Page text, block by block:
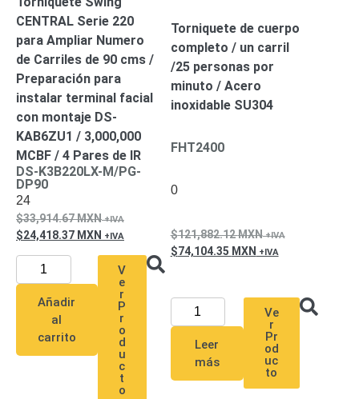
Mobiliario
AccesoriosMobiliario
de
ApoyoPantallas
/
MonitoresVideowall
Seguridad
Protección
Contra
Descargas
Corriente
Directa
Servidores
Almacenamiento
Accesorios
Discos
Duros
Memorias
CENTRAL Serie 220
para Ampliar Numero
de Carriles de 90 cms /
Preparación para
instalar terminal facial
con montaje DS-
KAB6ZU1 / 3,000,000
MCBF / 4 Pares de IR
DS-K3B220LX-M/PG-
DP90
24
33,914.67MXN
24,418.37 MXN
Añadir
al
carrito
V
e
r
P
r
o
d
u
c
t
o
Torniquete de cuerpo
completo / un carril
/25 personas por
minuto / Acero
inoxidable SU304
FHT2400
0
121,882.12MXN
74,104.35 MXN
Leer
más
Ve
r
Pr
od
uc
to